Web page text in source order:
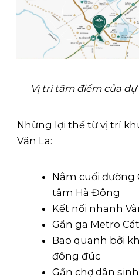
Vị trí tâm điểm của dự
Những lợi thế từ vị trí
Văn La:
Nằm cuối
tâm Hà Đông
Kết nối nhanh
Gần ga Metro
Bao quanh bởi
đông đúc
Gần chợ dân